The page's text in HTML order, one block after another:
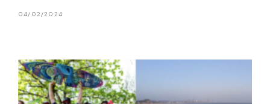
04/02/2024